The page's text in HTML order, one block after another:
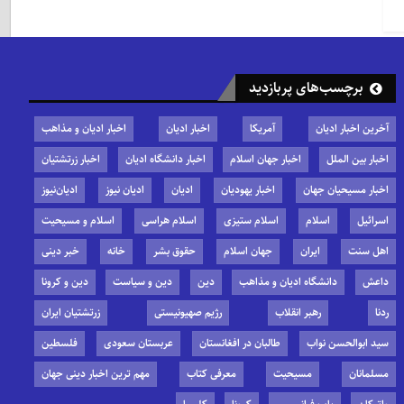
برچسب‌های پربازدید
آخرین اخبار ادیان آمریکا اخبار ادیان
اخبار ادیان و مذاهب
اخبار بین الملل
اخبار جهان اسلام اخبار دانشگاه ادیان
اخبار زرتشتیان
اخبار مسیحیان جهان
اخبار یهودیان ادیان ادیان نیوز
ادیان‌نیوز
اسرائیل
اسلام اسلام ستیزی اسلام هراسی
اسلام و مسیحیت
اهل سنت
ایران جهان اسلام حقوق بشر خانه
خبر دینی
داعش
دانشگاه ادیان و مذاهب دین دین و سیاست
دین و کرونا
ردنا
رهبر انقلاب رژیم صهیونیستی
زرتشتیان ایران
سید ابوالحسن نواب
طالبان در افغانستان عربستان سعودی
فلسطین
مسلمانان
مسیحیت معرفی کتاب
مهم ترین اخبار دینی جهان